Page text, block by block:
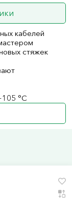
кабелей
стяжек
°С